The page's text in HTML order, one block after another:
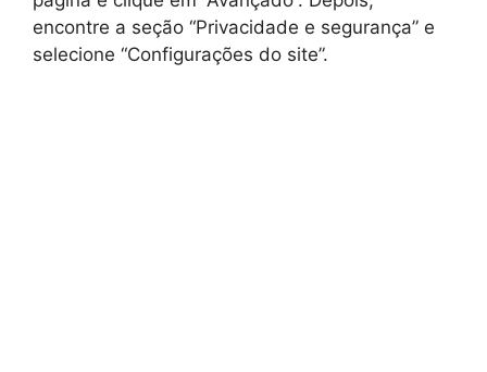
encontre a seção “Privacidade e segurança” e
selecione “Configurações do site”.